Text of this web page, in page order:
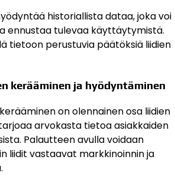
historiallista dataa, joka voi
ennustaa tulevaa käyttäytymistä.
tietoon perustuvia päätöksiä liidien
kerääminen ja hyödyntäminen
on olennainen osa liidien
arvokasta tietoa asiakkaiden
Palautteen avulla voidaan
liidit vastaavat markkinoinnin ja